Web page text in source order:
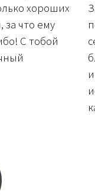
хороших
за что ему
С тобой